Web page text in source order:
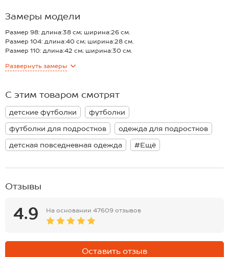
— универсальная трикотажная модель на каждый день;
— стильный рисунок с забавной кошечкой;
— практичная футболка для активного отдыха ребенка.
Розовая футболка с рисунком подойдет для детей и подростков
Замеры модели
Размер 98: длина:38 см; ширина:26 см.
Размер 104: длина:40 см; ширина:28 см.
Размер 110: длина:42 см; ширина:30 см.
Размер 122: длина:46 см; ширина:32 см.
Размер 140: длина:52 см; ширина:36 см.
Размер 146: длина:54 см; ширина:38 см.
*замеры выборочные, могут незначительно отличаться.
Развернуть замеры
С этим товаром смотрят
детские футболки
футболки
футболки для подростков
одежда для подростков
детская повседневная одежда
#Ещё
Отзывы
4.9 На основании 47609 отзывов
Оставить отзыв